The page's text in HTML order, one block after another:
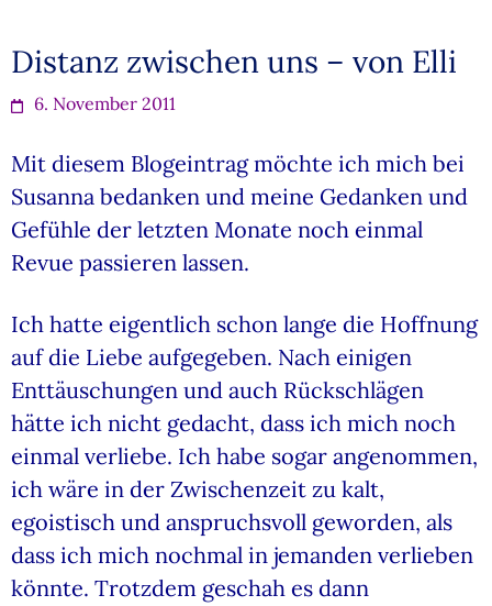
Distanz zwischen uns – von Elli
6. November 2011
Mit diesem Blogeintrag möchte ich mich bei
Susanna bedanken und meine Gedanken und
Gefühle der letzten Monate noch einmal
Revue passieren lassen.
Ich hatte eigentlich schon lange die Hoffnung
auf die Liebe aufgegeben. Nach einigen
Enttäuschungen und auch Rückschlägen
hätte ich nicht gedacht, dass ich mich noch
einmal verliebe. Ich habe sogar angenommen,
ich wäre in der Zwischenzeit zu kalt,
egoistisch und anspruchsvoll geworden, als
dass ich mich nochmal in jemanden verlieben
könnte. Trotzdem geschah es dann